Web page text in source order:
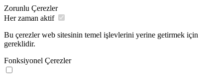
Zorunlu Çerezler
Her zaman aktif
Bu çerezler web sitesinin temel işlevlerini yerine getirmek için
gereklidir.
Fonksiyonel Çerezler